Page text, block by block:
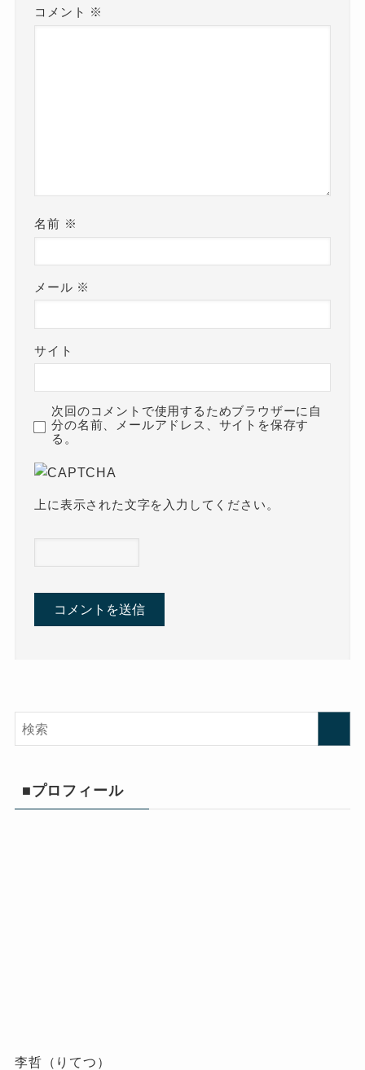
コメント ※
名前 ※
メール ※
サイト
次回のコメントで使用するためブラウザーに自
分の名前、メールアドレス、サイトを保存す
る。
上に表示された文字を入力してください。
■プロフィール
李哲（りてつ）